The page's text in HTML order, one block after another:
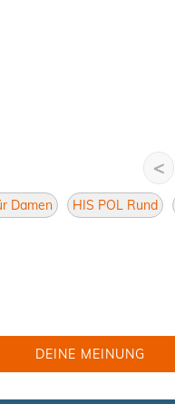
<
Damen HIS POL Rund
DEINE MEINUNG